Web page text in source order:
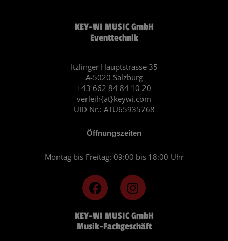
KEY-WI MUSIC GmbH
Musik-Fachgeschäft
F
a
c
e
b
I
n
s
t
a
KEY-WI MUSIC GmbH
Eventtechnik
Itzlinger Hauptstrasse 35
A-5020 Salzburg
+43 662 84 84 10 20
verleih{at}keywi.com
UID Nr.: ATU65935768
Öffnungszeiten
Montag bis Freitag: 09:00 bis 18:00 Uhr